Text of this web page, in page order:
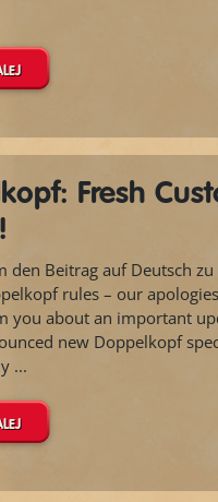
Fresh
den Beitrag auf Deutsch
rules – our
you about an important
new Doppelkopf
...